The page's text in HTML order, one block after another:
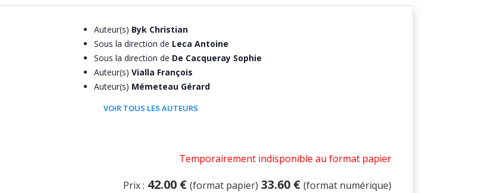
Auteur(s) Byk Christian
Sous la direction de Leca Antoine
Sous la direction de De Cacqueray Sophie
Auteur(s) Vialla François
Auteur(s) Mémeteau Gérard
VOIR TOUS LES AUTEURS
Temporairement indisponible au format papier
Prix : 42.00 € (format papier) 33.60 € (format numérique)